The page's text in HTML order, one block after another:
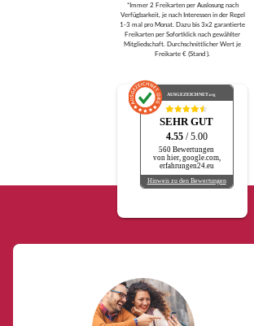
*Immer 2 Freikarten per Auslosung nach
Verfügbarkeit, je nach Interessen in der Regel
1-3 mal pro Monat. Dazu bis 3x2 garantierte
Freikarten per Sofortklick nach gewählter
Mitgliedschaft. Durchschnittlicher Wert je
Freikarte € (Stand ).
AUSGEZEICHNET.org
SEHR GUT
4.55 / 5.00
560 Bewertungen
von hier, google.com,
erfahrungen24.eu
Hinweis zu den Bewertungen